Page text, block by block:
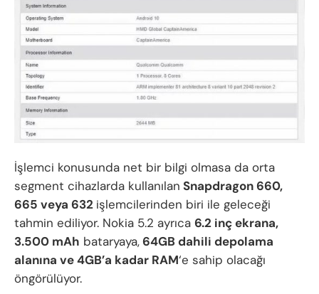
İşlemci konusunda net bir bilgi olmasa da orta
segment cihazlarda kullanılan Snapdragon 660,
665 veya 632 işlemcilerinden biri ile geleceği
tahmin ediliyor. Nokia 5.2 ayrıca 6.2 inç ekrana,
3.500 mAh bataryaya,64GB dahili depolama
alanına ve 4GB’a kadar RAM‘e sahip olacağı
öngörülüyor.